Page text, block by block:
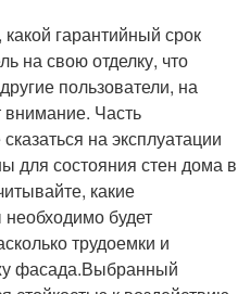
гарантийный срок
на свою отделку, что
пользователи, на
внимание. Часть
на эксплуатации
для состояния стен дома в
какие
будет
трудоемки и
фасада.Выбранный